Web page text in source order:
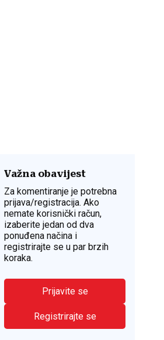
Važna obavijest
Za komentiranje je potrebna
prijava/registracija. Ako
nemate korisnički račun,
izaberite jedan od dva
ponuđena načina i
registrirajte se u par brzih
koraka.
Prijavite se
Registrirajte se